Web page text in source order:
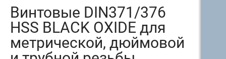
Винтовые DIN371/376
HSS BLACK OXIDE для
метрической, дюймовой